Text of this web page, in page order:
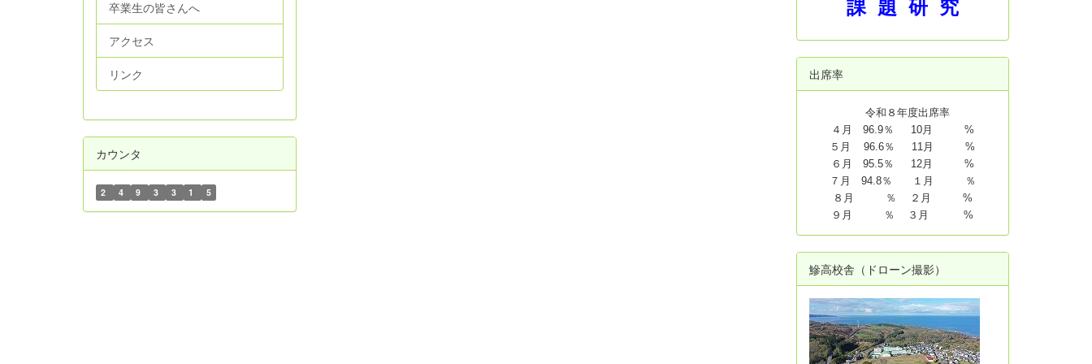
卒業生の皆さんへ
アクセス
リンク
カウンタ
2 4 9 3 3 1 5
課 題 研 究
出席率
令和８年度出席率
４月 96.9％ 10月 %
５月 96.6％ 11月 %
６月 95.5％ 12月 %
７月 94.8％ １月 ％
８月 ％ ２月 %
９月 ％ ３月 %
鰺高校舎（ドローン撮影）